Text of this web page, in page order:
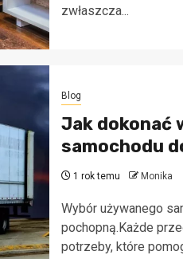
zwłaszcza...
Blog
Jak dokonać
samochodu
1 rok temu Monika
Wybór używanego
pochopną.Każde
potrzeby, które